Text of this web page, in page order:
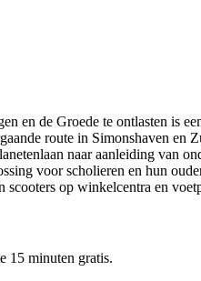
en de Groede te ontlasten is
route in Simonshaven en
naar aanleiding van
voor scholieren en hun
scooters op winkelcentra en
15 minuten gratis.